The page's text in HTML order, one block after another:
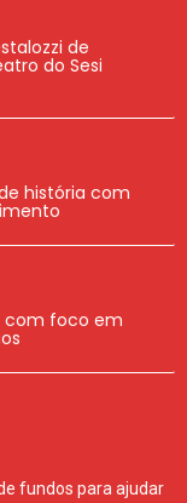
de
do Sesi
história com
com foco em
fundos para ajudar